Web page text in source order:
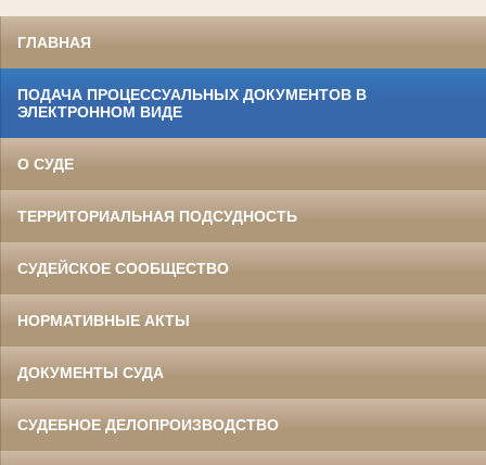
ГЛАВНАЯ
ПОДАЧА ПРОЦЕССУАЛЬНЫХ ДОКУМЕНТОВ В
ЭЛЕКТРОННОМ ВИДЕ
О СУДЕ
ТЕРРИТОРИАЛЬНАЯ ПОДСУДНОСТЬ
СУДЕЙСКОЕ СООБЩЕСТВО
НОРМАТИВНЫЕ АКТЫ
ДОКУМЕНТЫ СУДА
СУДЕБНОЕ ДЕЛОПРОИЗВОДСТВО